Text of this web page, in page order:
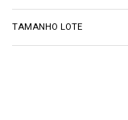
TAMANHO LOTE